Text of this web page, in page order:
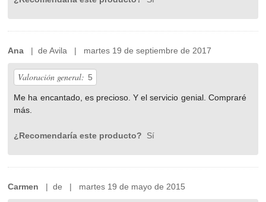
Ana | de Avila | martes 19 de septiembre de 2017
Valoración general: 5
Me ha encantado, es precioso. Y el servicio genial. Compraré
más.
¿Recomendaría este producto? Sí
Carmen | de | martes 19 de mayo de 2015